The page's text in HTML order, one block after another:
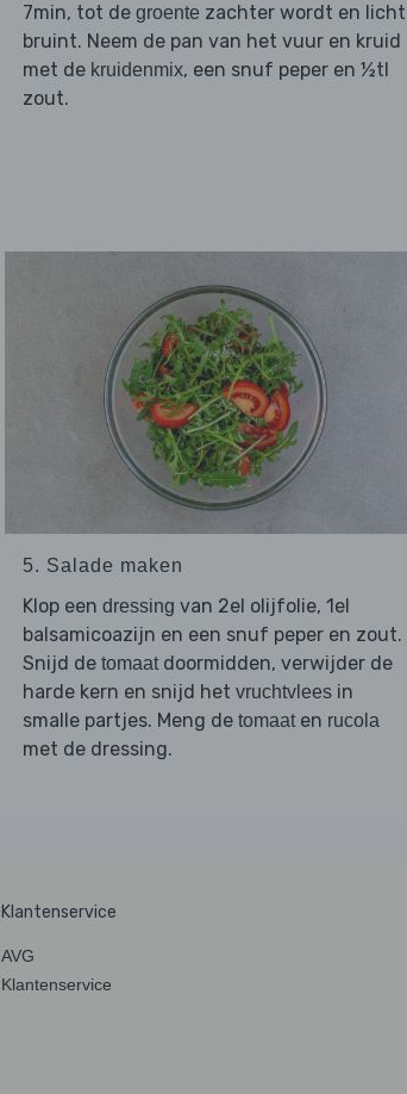
7min, tot de groente zachter wordt en licht
bruint. Neem de pan van het vuur en kruid
met de kruidenmix, een snuf peper en ½tl
zout.
5. Salade maken
Klop een dressing van 2el olijfolie, 1el
balsamicoazijn en een snuf peper en zout.
Snijd de tomaatdoormidden, verwijder de
harde kern en snijd het vruchtvleesin
smalle partjes. Meng de tomaaten rucola
met de dressing.
Klantenservice
AVG
Klantenservice